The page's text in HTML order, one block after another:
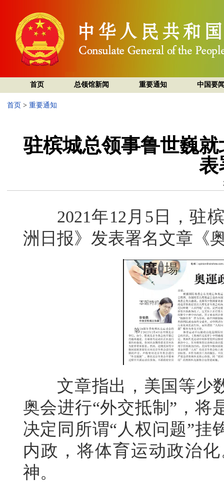
首页 总领馆新闻 重要通知 中国要
首页 > 重要通知
驻槟城总领事鲁世巍
表
2021年12月5日，驻槟
洲日报》发表署名文章《
文章指出，美国等少数
奥会进行“外交抵制”，将
决定同所谓“人权问题”挂
内政，将体育运动政治
神。